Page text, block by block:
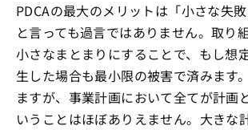
PDCAの最大のメリットは「小さな失敗
と言っても過言ではありません。取り
小さなまとまりにすることで、もし想
生した場合も最小限の被害で済みます
ますが、事業計画において全てが計画
いうことはほぼありえません。大きな